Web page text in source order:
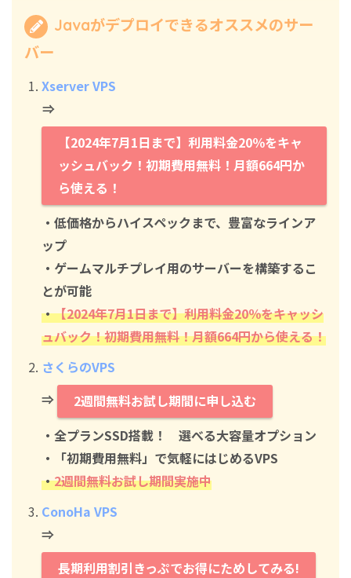
Javaがデプロイできるオススメのサー
バー
Xserver VPS
⇒
【2024年7月1日まで】利用料金20％をキャ
ッシュバック！初期費用無料！月額664円か
ら使える！
・低価格からハイスペックまで、豊富なラインア
ップ
・ゲームマルチプレイ用のサーバーを構築するこ
とが可能
・【2024年7月1日まで】利用料金20％をキャッシ
ュバック！初期費用無料！月額664円から使える！
さくらのVPS
⇒
2週間無料お試し期間に申し込む
・全プランSSD搭載！ 選べる大容量オプション
・「初期費用無料」で気軽にはじめるVPS
・2週間無料お試し期間実施中
ConoHa VPS
⇒
長期利用割引きっぷでお得にためしてみる!